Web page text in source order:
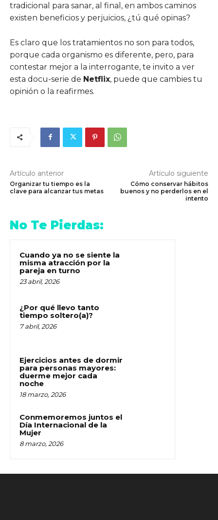
tradicional para sanar, al final, en ambos caminos
existen beneficios y perjuicios, ¿tú qué opinas?
Es claro que los tratamientos no son para todos,
porque cada organismo es diferente, pero, para
contestar mejor a la interrogante, te invito a ver
esta docu-serie de Netflix, puede que cambies tu
opinión o la reafirmes.
Artículo anterior
Organizar tu tiempo es la
clave para alcanzar tus metas
Artículo siguiente
Cómo conservar hábitos
buenos y no perderlos en el
intento
No Te Pierdas:
Cuando ya no se siente la
misma atracción por la
pareja en turno
23 abril, 2026
¿Por qué llevo tanto
tiempo soltero(a)?
7 abril, 2026
Ejercicios antes de dormir
para personas mayores:
duerme mejor cada
noche
18 marzo, 2026
Conmemoremos juntos el
Día Internacional de la
Mujer
8 marzo, 2026